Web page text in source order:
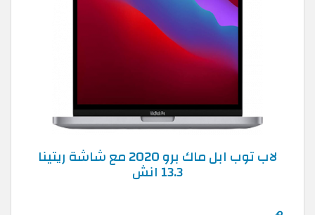
لاب توب ابل ماك برو 2020 مع شاشة ريتينا
13.3 انش